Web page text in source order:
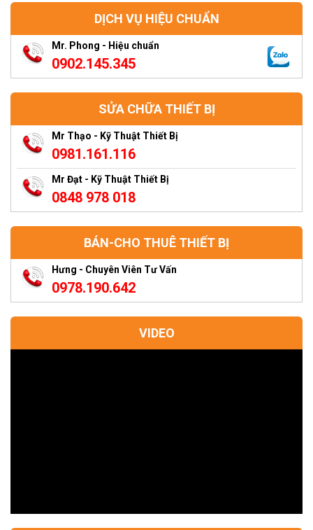
DỊCH VỤ HIỆU CHUẨN
Mr. Phong - Hiệu chuẩn
0902.145.345
SỬA CHỮA THIẾT BỊ
Mr Thạo - Kỹ Thuật Thiết Bị
0981.161.116
Mr Đạt - Kỹ Thuật Thiết Bị
0848 978 018
BÁN-CHO THUÊ THIẾT BỊ
Hưng - Chuyên Viên Tư Vấn
0978.190.642
VIDEO